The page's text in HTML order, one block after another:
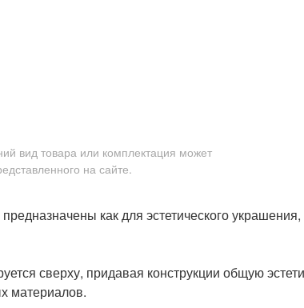
вид товара или комплектация может
на сайте.
как для эстетического
сверху, придавая конструкции общую
материалов.